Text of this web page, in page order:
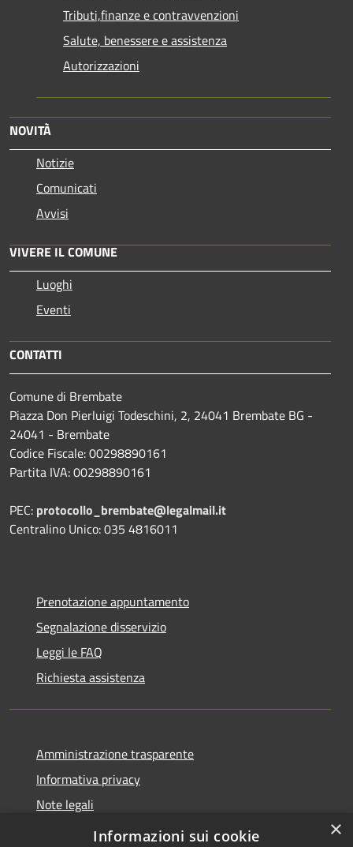
Tributi,finanze e contravvenzioni
Salute, benessere e assistenza
Autorizzazioni
NOVITÀ
Notizie
Comunicati
Avvisi
VIVERE IL COMUNE
Luoghi
Eventi
CONTATTI
Comune di Brembate
Piazza Don Pierluigi Todeschini, 2, 24041 Brembate BG -
24041 - Brembate
Codice Fiscale: 00298890161
Partita IVA: 00298890161
PEC: protocollo_brembate@legalmail.it
Centralino Unico: 035 4816011
Prenotazione appuntamento
Segnalazione disservizio
Leggi le FAQ
Richiesta assistenza
Amministrazione trasparente
Informativa privacy
Note legali
Dichiarazione di accessibilità
×
Informazioni sui cookie